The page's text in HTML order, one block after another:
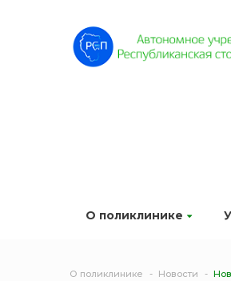
О поликлинике
О поликлинике Новости